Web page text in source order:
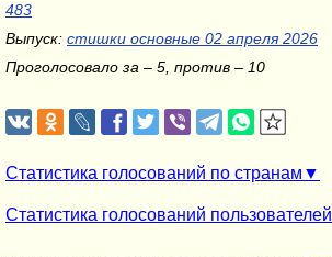
483
Выпуск: стишки основные 02 апреля 2026
Проголосовало за – 5, против – 10
Статистика голосований по странам
Статистика голосований пользователей